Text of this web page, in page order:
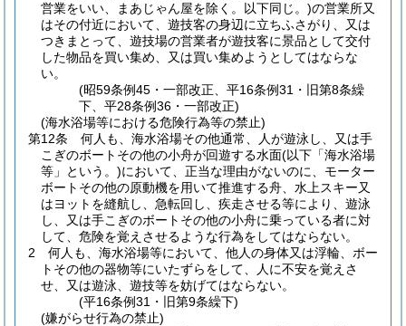
営業をいい、まあじゃん屋を除く。以下同じ。)の営業所又
はその付近において、遊技客の身辺に立ちふさがり、又は
つきまとって、遊技場の営業者が遊技客に景品として交付
した物品を買い集め、又は買い集めようとしてはならな
い。
(昭59条例45・一部改正、平16条例31・旧第8条繰
下、平28条例36・一部改正)
(海水浴場等における危険行為等の禁止)
第12条
何人も、海水浴場その他通常、人が遊泳し、又は手
こぎのボートその他の小舟が回遊する水面(以下「海水浴場
等」という。)において、正当な理由がないのに、モーター
ボートその他の原動機を用いて推進する舟、水上スキー又
はヨットを縫航し、急転回し、疾走させる等により、遊泳
し、又は手こぎのボートその他の小舟に乗っている者に対
して、危険を覚えさせるような行為をしてはならない。
2
何人も、海水浴場等において、他人の身体又は浮輪、ボー
トその他の器物等にいたずらをして、人に不安を覚えさ
せ、又は遊泳、遊技等を妨げてはならない。
(平16条例31・旧第9条繰下)
(嫌がらせ行為の禁止)